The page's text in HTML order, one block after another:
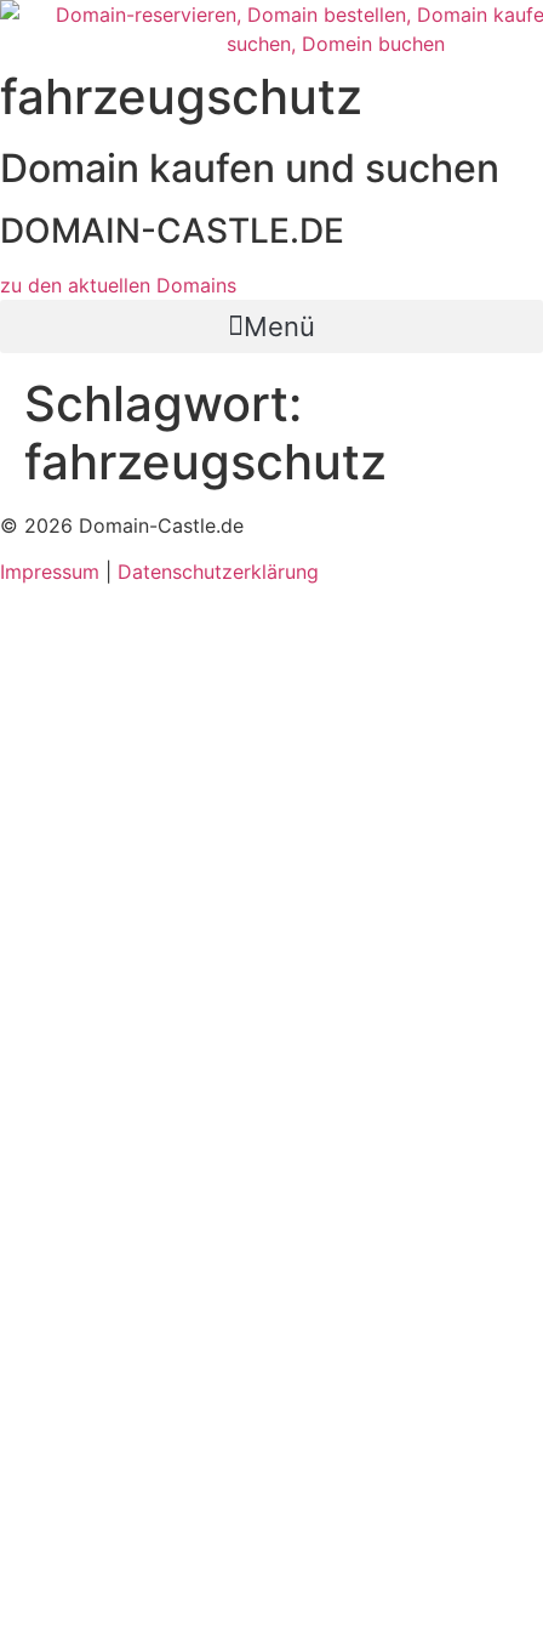
Zum
wechseln
fahrzeugschutz
Domain kaufen und suchen
DOMAIN-CASTLE.DE
zu den aktuellen Domains​
Menü
Schlagwort:
fahrzeugschutz
© 2026 Domain-Castle.de
Impressum
Datenschutzerklärung